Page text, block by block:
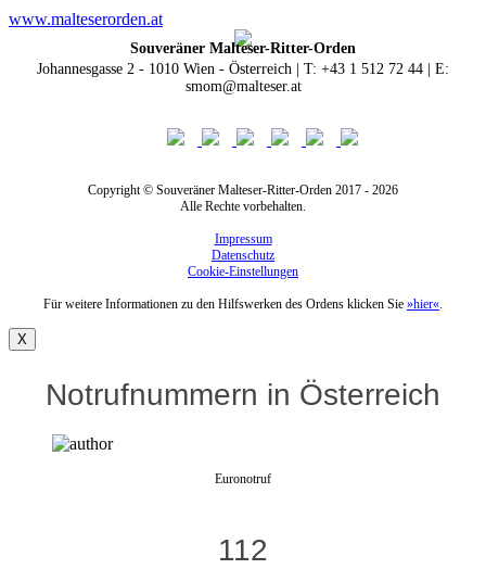
www.malteserorden.at
Souveräner Malteser-Ritter-Orden
Johannesgasse 2 - 1010 Wien - Österreich | T: +43 1 512 72 44 | E:
smom@malteser.at
Copyright © Souveräner Malteser-Ritter-Orden 2017 - 2026
Alle Rechte vorbehalten.
Impressum
Datenschutz
Cookie-Einstellungen
Für weitere Informationen zu den Hilfswerken des Ordens klicken Sie »hier«.
X
Notrufnummern in Österreich
Euronotruf
112